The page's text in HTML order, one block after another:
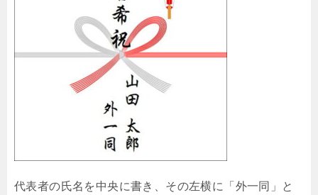
代表者の氏名を中央に書き、その左横に「外一同」と